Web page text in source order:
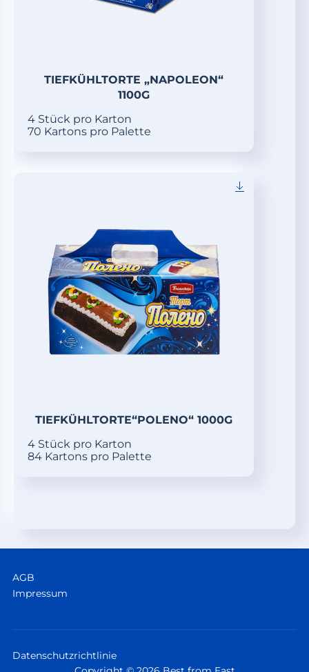
TIEFKÜHLTORTE „NAPOLEON“
1100G
4 Stück pro Karton
70 Kartons pro Palette
TIEFKÜHLTORTE“POLENO“ 1000G
4 Stück pro Karton
84 Kartons pro Palette
AGB
Impressum
Datenschutzrichtlinie